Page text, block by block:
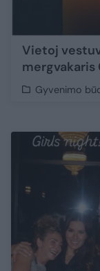
Vietoj
Gyvenimo